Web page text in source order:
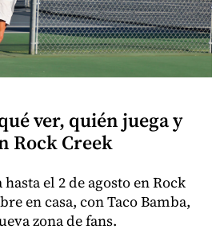
ver, quién juega y
Rock Creek
el 2 de agosto en Rock
en casa, con Taco Bamba,
zona de fans.